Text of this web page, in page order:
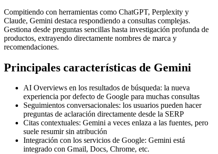
Compitiendo con herramientas como ChatGPT, Perplexity y
Claude, Gemini destaca respondiendo a consultas complejas.
Gestiona desde preguntas sencillas hasta investigación profunda de
productos, extrayendo directamente nombres de marca y
recomendaciones.
Principales características de Gemini
AI Overviews en los resultados de búsqueda: la nueva
experiencia por defecto de Google para muchas consultas
Seguimientos conversacionales: los usuarios pueden hacer
preguntas de aclaración directamente desde la SERP
Citas contextuales: Gemini a veces enlaza a las fuentes, pero
suele resumir sin atribución
Integración con los servicios de Google: Gemini está
integrado con Gmail, Docs, Chrome, etc.